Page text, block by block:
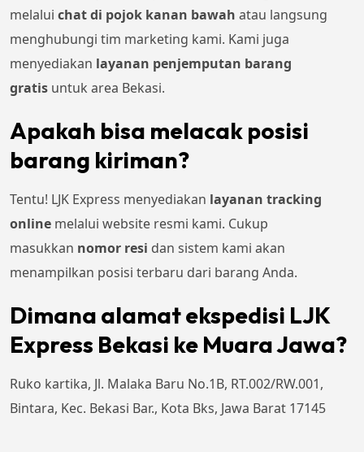
melalui chat di pojok kanan bawah atau langsung
menghubungi tim marketing kami. Kami juga
menyediakan layanan penjemputan barang
gratis untuk area Bekasi.
Apakah bisa melacak posisi
barang kiriman?
Tentu! LJK Express menyediakan layanan tracking
online melalui website resmi kami. Cukup
masukkan nomor resi dan sistem kami akan
menampilkan posisi terbaru dari barang Anda.
Dimana alamat ekspedisi LJK
Express Bekasi ke Muara Jawa?
Ruko kartika, Jl. Malaka Baru No.1B, RT.002/RW.001,
Bintara, Kec. Bekasi Bar., Kota Bks, Jawa Barat 17145